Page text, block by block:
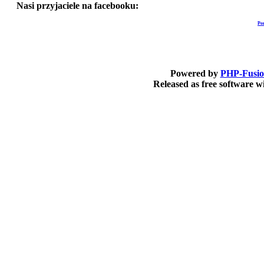
Nasi przyjaciele na facebooku:
Powered by PHP-
Released as free software